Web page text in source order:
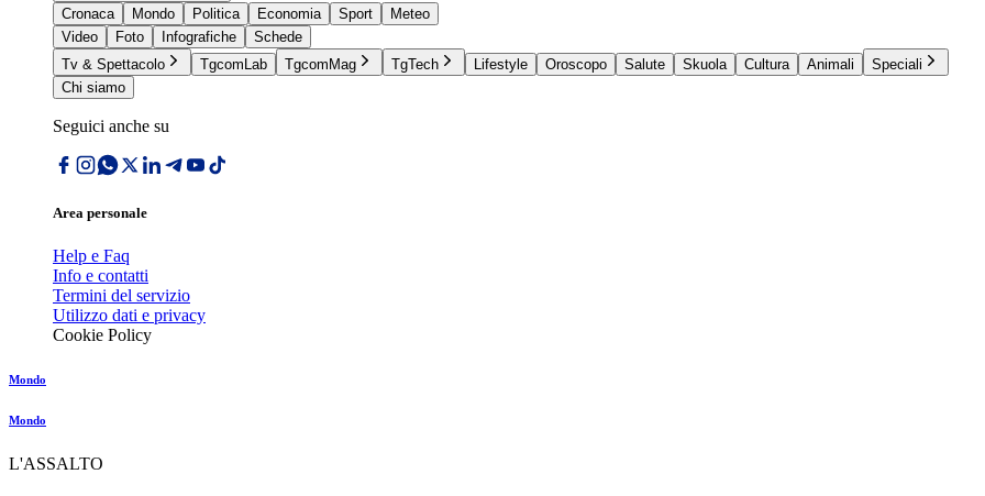
Cronaca
Mondo Politica Economia Sport
Meteo
Video
Foto Infografiche
Schede
Tv & Spettacolo
TgcomLab TgcomMag TgTech Lifestyle Oroscopo Salute Skuola Cultura Animali
Speciali
Chi siamo
Seguici anche su
Area personale
Help e Faq
Info e contatti
Termini del servizio
Utilizzo dati e privacy
Cookie Policy
Mondo
Mondo
L'ASSALTO